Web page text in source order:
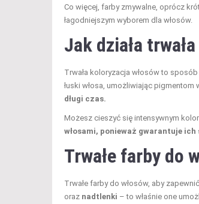
Co więcej, farby zmywalne, oprócz
łagodniejszym wyborem dla włosów.
Jak działa
Trwała koloryzacja włosów to
łuski włosa, umożliwiając pigmentom
długi czas.
Możesz cieszyć się intensywnym
włosami, ponieważ gwarantuje
Trwałe farby do
Trwałe farby do włosów, aby
oraz nadtlenki – to właśnie one